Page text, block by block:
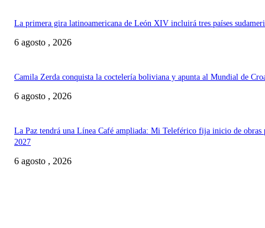
La primera gira latinoamericana de León XIV incluirá tres países
6 agosto , 2026
Camila Zerda conquista la coctelería boliviana y apunta al Mundial de
6 agosto , 2026
La Paz tendrá una Línea Café ampliada: Mi Teleférico fija inicio de obras
2027
6 agosto , 2026